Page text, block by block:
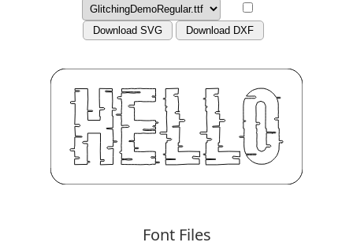
Download SVG Download DXF
Font Files